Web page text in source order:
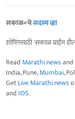
सकाळ+चेसदस्य व्हा
शॉपिंगसाठी 'सकाळ प्राईम
Read Marathi newsand
India, Pune,Mumbai,
GetLive Marathi news
and IOS.